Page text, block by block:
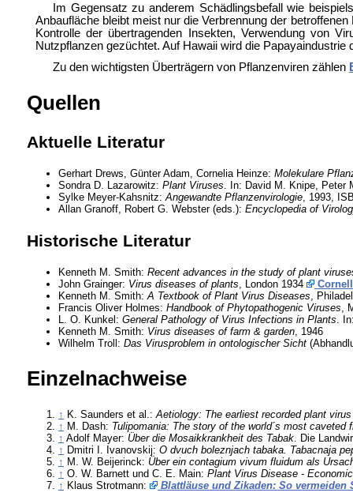
Im Gegensatz zu anderem Schädlingsbefall wie
Anbaufläche bleibt meist nur die Verbrennung der
Kontrolle der übertragenden Insekten, Verwendung von
Nutzpflanzen gezüchtet. Auf Hawaii wird die
Zu den wichtigsten Überträgern von Pflanzenviren zählen
Quellen
Aktuelle Literatur
Gerhart Drews, Günter Adam, Cornelia Heinze: Molekulare
Sondra D. Lazarowitz: Plant Viruses. In: David M. Knipe, Peter
Sylke Meyer-Kahsnitz:Angewandte Pflanzenvirologie, 1993,
Allan Granoff, Robert G. Webster (eds.): Encyclopedia of
Historische Literatur
Kenneth M. Smith: Recent advances in the study of plant
John Grainger: Virus diseases of plants, London 1934
Kenneth M. Smith:A Textbook of Plant Virus Diseases,
Francis Oliver Holmes: Handbook of Phytopathogenic Viruses,
L. O. Kunkel: General Pathology of Virus Infections in Plants.
Kenneth M. Smith: Virus diseases of farm & garden, 1946
Wilhelm Troll: Das Virusproblem in ontologischer Sicht
Einzelnachweise
↑ K. Saunders et al.: Aetiology: The earliest recorded plant
↑ M. Dash: Tulipomania: The story of the world´s most
↑ Adolf Mayer: Über die Mosaikkrankheit des Tabak. Die
↑ Dmitri I. Ivanovskij: O dvuch boleznjach tabaka. Tabacnaja
↑ M. W. Beijerinck: Über ein contagium vivum fluidum als
↑ O. W. Barnett und C. E. Main: Plant Virus Disease -
↑ Klaus Strotmann: Blattläuse und Zikaden: So vermeiden